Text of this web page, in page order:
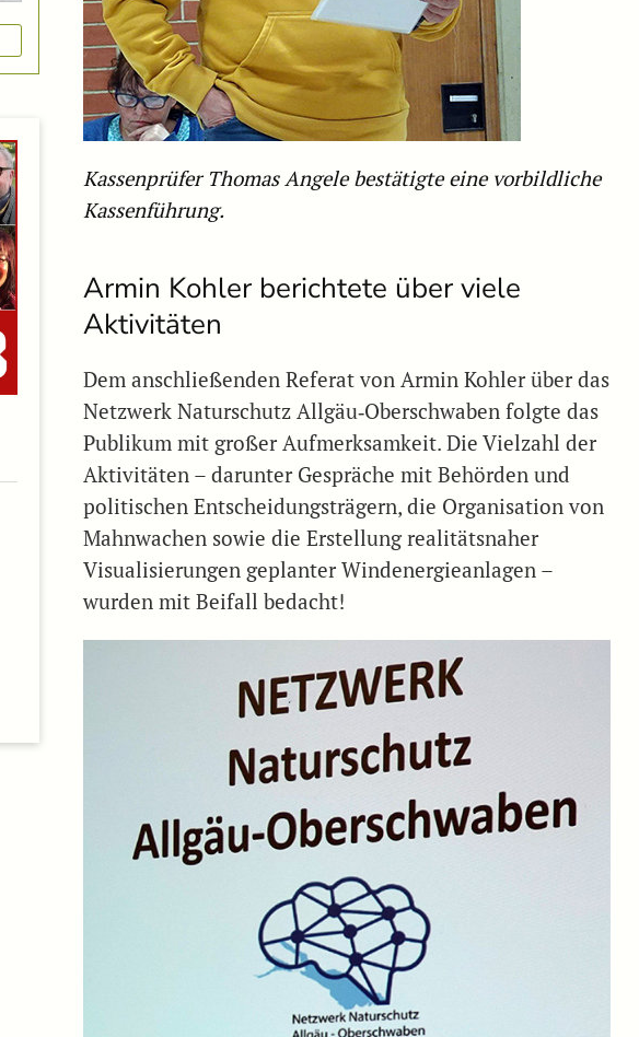
Kassenprüfer Thomas Angele bestätigte eine vorbildliche
Kassenführung.
Armin Kohler berichtete über viele
Aktivitäten
Dem anschließenden Referat von Armin Kohler über das
Netzwerk Naturschutz Allgäu‑Oberschwaben folgte das
Publikum mit großer Aufmerksamkeit. Die Vielzahl der
Aktivitäten – darunter Gespräche mit Behörden und
politischen Entscheidungsträgern, die Organisation von
Mahnwachen sowie die Erstellung realitätsnaher
Visualisierungen geplanter Windenergieanlagen –
wurden mit Beifall bedacht!